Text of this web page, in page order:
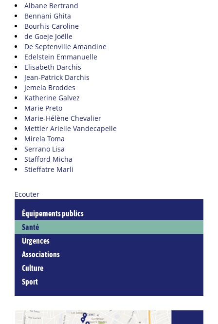
Albane Bertrand
Bennani Ghita
Bourhis Caroline
de Goeje Joëlle
De Septenville Amandine
Edelstein Emmanuelle
Elisabeth Darchis
Jean-Patrick Darchis
Jemela Broddes
Katherine Galvez
Marie Preto
Marie-Hélène Chevalier
Mettler Arielle Vandecapelle
Mirela Toma
Serrano Lisa
Stafford Micha
Stieffatre Marli
Ecouter
Équipements publics
Santé
Urgences
Associations
Culture
Sport